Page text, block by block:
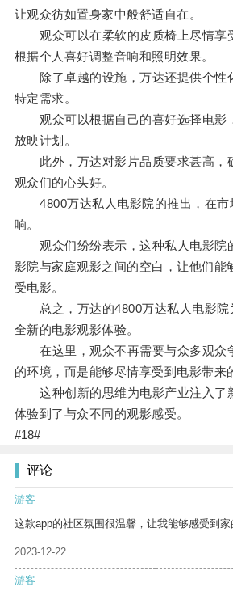
让观众彷如置身家中般舒适自在。
观众可以在柔软的皮质椅上尽情享
根据个人喜好调整音响和照明效果。
除了卓越的设施，万达还提供个性
特定需求。
观众可以根据自己的喜好选择电影
放映计划。
此外，万达对影片品质要求甚高，
观众们的心头好。
4800万达私人电影院的推出，在市
响。
观众们纷纷表示，这种私人电影院
影院与家庭观影之间的空白，让他们能
受电影。
总之，万达的4800万达私人电影院
全新的电影观影体验。
在这里，观众不再需要与众多观众
的环境，而是能够尽情享受到电影带来
这种创新的思维为电影产业注入了
体验到了与众不同的观影感受。
#18#
评论
游客
这款app的社区氛围很温馨，让我能够感受到家
2023-12-22
游客